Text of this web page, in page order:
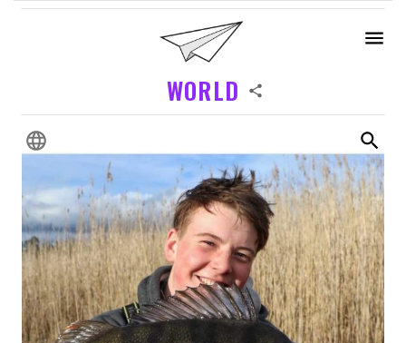
WORLD